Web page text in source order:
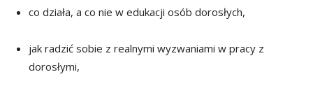
co działa, a co nie w edukacji osób dorosłych,
jak radzić sobie z realnymi wyzwaniami w pracy z
dorosłymi,